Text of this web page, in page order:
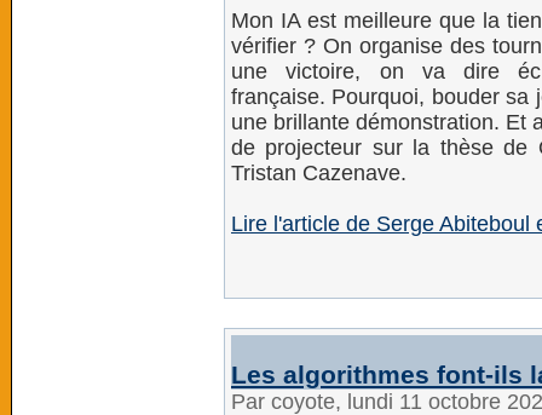
Mon IA est meilleure que la
vérifier ? On organise des
une victoire, on va dire
française. Pourquoi, bouder sa
une brillante démonstration. Et
de projecteur sur la thèse de
Tristan Cazenave.
Lire l'article de Serge
Les algorithmes font-ils
Par coyote, lundi 11 octobre